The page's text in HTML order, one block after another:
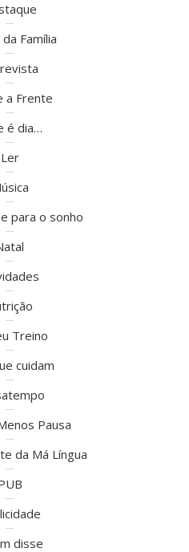
Família
a Frente
é dia…
Ler
para o sonho
Treino
cuidam
Pausa
da Má Língua
disse